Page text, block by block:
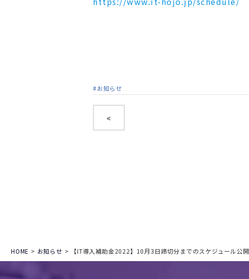
#お知らせ
<
HOME > お知らせ > 【IT導入補助金2022】10月3日締切分までのスケジュール公開